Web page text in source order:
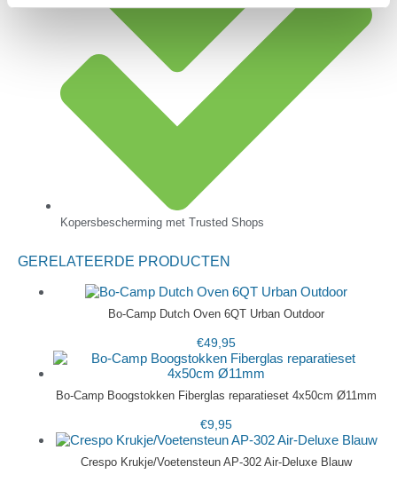
Kopersbescherming met Trusted Shops
GERELATEERDE PRODUCTEN
Bo-Camp Dutch Oven 6QT Urban Outdoor
€49,95
Bo-Camp Boogstokken Fiberglas reparatieset 4x50cm Ø11mm
€9,95
Crespo Krukje/Voetensteun AP-302 Air-Deluxe Blauw